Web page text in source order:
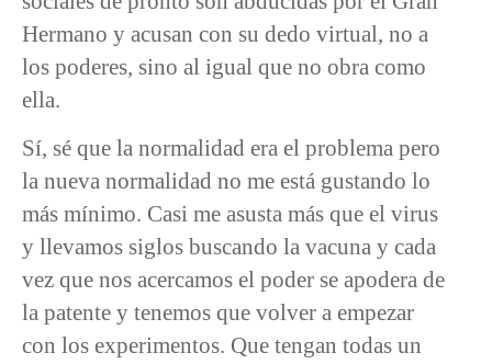
Hermano y acusan con su dedo virtual, no a
los poderes, sino al igual que no obra como
ella.
Sí, sé que la normalidad era el problema pero
la nueva normalidad no me está gustando lo
más mínimo. Casi me asusta más que el virus
y llevamos siglos buscando la vacuna y cada
vez que nos acercamos el poder se apodera de
la patente y tenemos que volver a empezar
con los experimentos. Que tengan todas un